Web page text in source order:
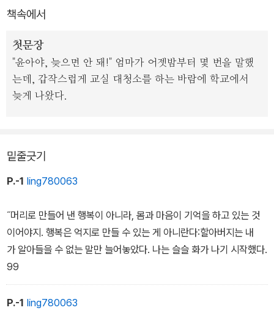
초등학교 5학년인 윤아는 엄마가 짜 놓은 계획표에 따라 하루 종일
만 영어 학원 레벨 테스트를 잘 보기 위해 과외를 받고, 수학 학원을
다니고 있는데도 또 수학 과외를 받아야 한다.
엄마는 먼저 세상을 뜬 아빠에게 떳떳하기 위해 윤아를 좋은 대학에
던 어느 날, 제시간에 늦어서 평소와는 다른 길로 학원에 가게 된 윤아
들여놓는다. 중앙에 자리한 거대한 나무나 벽에 적힌 이상한 문자 등
시각을 압도하는 그 기이한 공간 안엔 마치 윤아가 올 줄 알고 있었다
는 듯한 표정을 한 할아버지가 있었는데….
책속에서
첫문장
"윤아야, 늦으면 안 돼!" 엄마가 어젯밤부터 몇 번을 말했
는데, 갑작스럽게 교실 대청소를 하는 바람에 학교에서
늦게 나왔다.
밑줄긋기
P.-1 ling780063
˝머리로 만들어 낸 행복이 아니라, 몸과 마음이 기억을 하고 있는 것
이어야지. 행복은 억지로 만들 수 있는 게 아니란다:할아버지는 내
가 알아들을 수 없는 말만 늘어놓았다. 나는 슬슬 화가 나기 시작했다.
99
P.-1 ling780063